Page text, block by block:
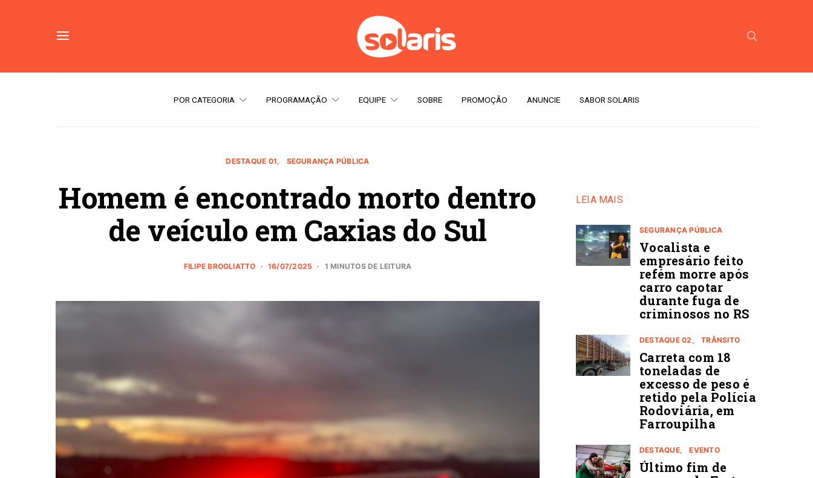
POR CATEGORIA PROGRAMAÇÃO EQUIPE SOBRE PROMOÇÃO ANUNCIE SABOR SOLARIS
DESTAQUE 01 SEGURANÇA PÚBLICA
Homem é encontrado morto dentro
de veículo em Caxias do Sul
FILIPE BROGLIATTO 16/07/2025 1 MINUTOS DE LEITURA
LEIA MAIS
SEGURANÇA PÚBLICA
Vocalista e
empresário feito
refém morre após
carro capotar
durante fuga de
criminosos no RS
DESTAQUE 02 TRÂNSITO
Carreta com 18
toneladas de
excesso de peso é
retido pela Polícia
Rodoviária, em
Farroupilha
DESTAQUE EVENTO
Último fim de